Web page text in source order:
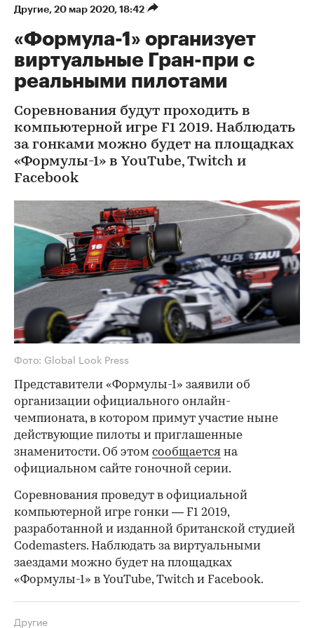
Другие⁠, 20 мар 2020, 18:42
«Формула-1» организует
виртуальные Гран-при c
реальными пилотами
Соревнования будут проходить в
компьютерной игре F1 2019. Наблюдать
за гонками можно будет на площадках
«Формулы-1» в YouTube, Twitch и
Facebook
Фото: Global Look Press
Представители «Формулы-1» заявили об
организации официального онлайн-
чемпионата, в котором примут участие ныне
действующие пилоты и приглашенные
знаменитости. Об этом сообщается на
официальном сайте гоночной серии.
Соревнования проведут в официальной
компьютерной игре гонки — F1 2019,
разработанной и изданной британской студией
Codemasters. Наблюдать за виртуальными
заездами можно будет на площадках
«Формулы-1» в YouTube, Twitch и Facebook.
Другие